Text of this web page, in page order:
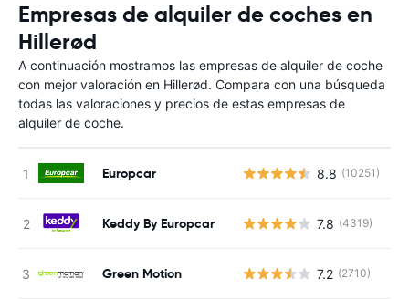
Empresas de alquiler de coches en
Hillerød
A continuación mostramos las empresas de alquiler de coche
con mejor valoración en Hillerød. Compara con una búsqueda
todas las valoraciones y precios de estas empresas de
alquiler de coche.
Europcar 8.8 (10251)
Keddy By Europcar 7.8 (4319)
Green Motion 7.2 (2710)